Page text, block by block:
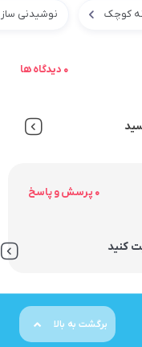
کوچک نوشیدنی ساز
0 دیدگاه ها
0 پرسش و پاسخ
کنید
برگشت به بالا